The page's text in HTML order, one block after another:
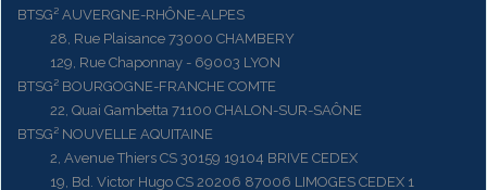
BTSG² AUVERGNE-RHÔNE-ALPES
28, Rue Plaisance 73000 CHAMBERY
129, Rue Chaponnay - 69003 LYON
BTSG² BOURGOGNE-FRANCHE COMTE
22, Quai Gambetta 71100 CHALON-SUR-SAÔNE
BTSG² NOUVELLE AQUITAINE
2, Avenue Thiers CS 30159 19104 BRIVE CEDEX
19, Bd. Victor Hugo CS 20206 87006 LIMOGES CEDEX 1